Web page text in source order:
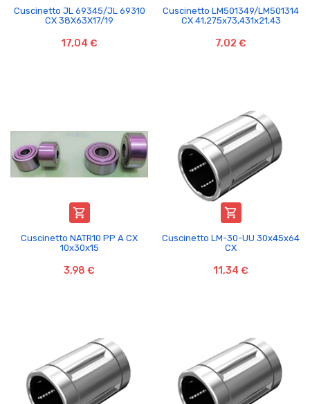
Cuscinetto JL 69345/JL 69310
CX 38X63X17/19
17,04 €
Cuscinetto LM501349/LM501314
CX 41,275x73,431x21,43
7,02 €

Cuscinetto NATR10 PP A CX
10x30x15
3,98 €

Cuscinetto LM-30-UU 30x45x64
CX
11,34 €